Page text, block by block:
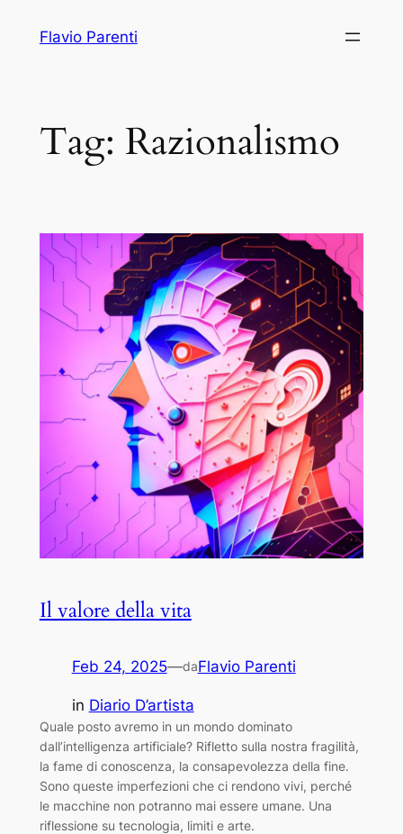
Flavio Parenti
Tag: Razionalismo
Il valore della vita
Feb 24, 2025—daFlavio Parenti
in Diario D’artista
Quale posto avremo in un mondo dominato
dall’intelligenza artificiale? Rifletto sulla nostra fragilità,
la fame di conoscenza, la consapevolezza della fine.
Sono queste imperfezioni che ci rendono vivi, perché
le macchine non potranno mai essere umane. Una
riflessione su tecnologia, limiti e arte.